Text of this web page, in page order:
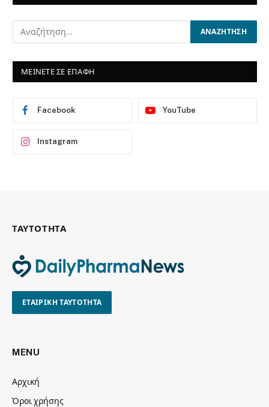
ΜΕΙΝΕΤΕ ΣΕ ΕΠΑΦΗ
Facebook YouTube
Instagram
ΤΑΥΤΟΤΗΤΑ
ΕΤΑΙΡΙΚΗ ΤΑΥΤΟΤΗΤΑ
MENU
Αρχική
Όροι χρήσης